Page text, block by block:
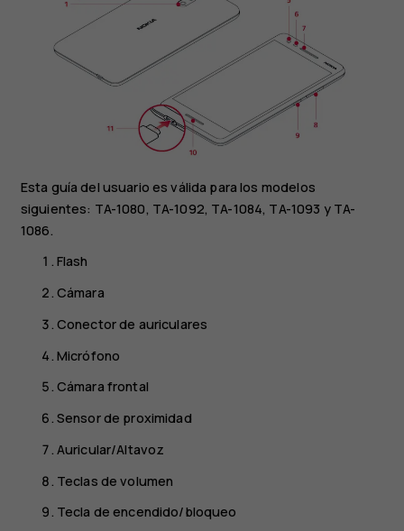
Esta guía del usuario es válida para los modelos
siguientes: TA-1080, TA-1092, TA-1084, TA-1093 y TA-
1086.
Flash
Cámara
Conector de auriculares
Micrófono
Cámara frontal
Sensor de proximidad
Auricular/Altavoz
Teclas de volumen
Tecla de encendido/bloqueo